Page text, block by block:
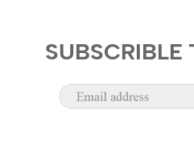
SUBSCRIBLE